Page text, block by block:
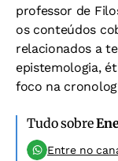
professor de
os conteúdos
relacionados a
epistemologia,
foco na
Tudo sobre
Entre no